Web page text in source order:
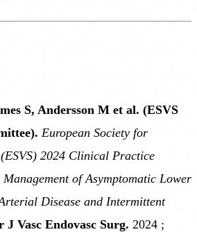
S, Andersson M et al. (ESVS
European Society for
2024 Clinical Practice
of Asymptomatic Lower
Disease and Intermittent
J Vasc Endovasc Surg. 2024 ;